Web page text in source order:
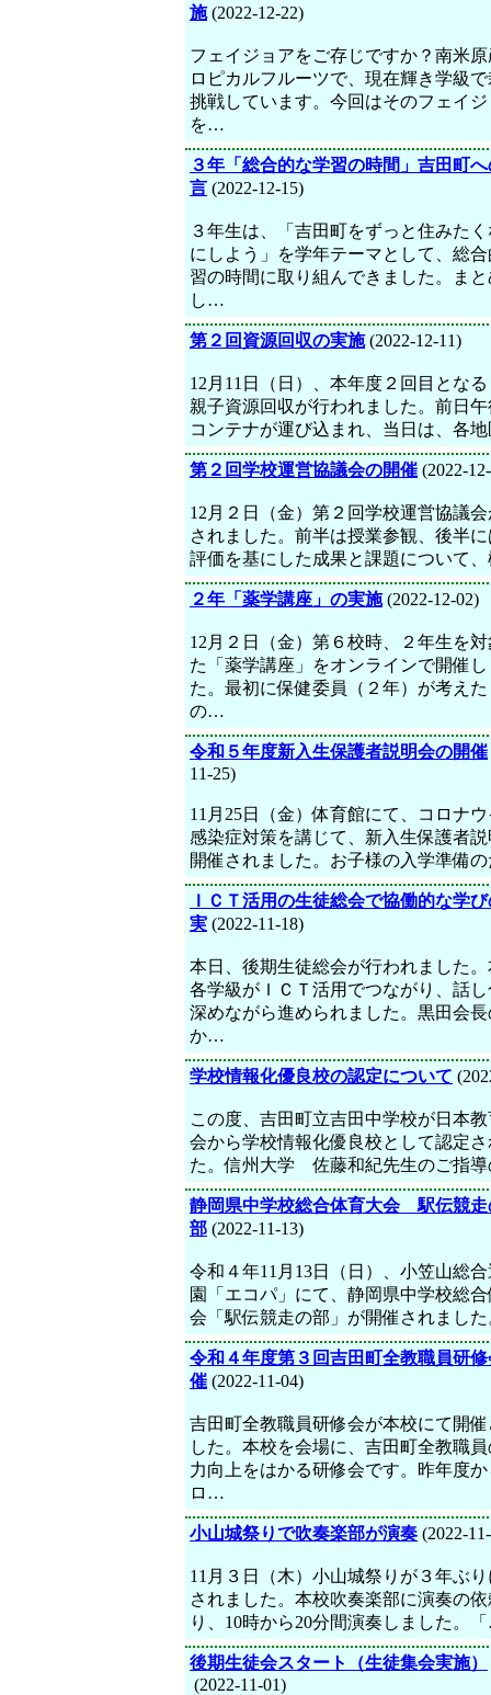
施(2022-12-22)
フェイジョアをご存じですか？南米
ロピカルフルーツで、現在輝き学級
挑戦しています。今回はそのフェイ
を…
３年「総合的な学習の時間」吉田町
言 (2022-12-15)
３年生は、「吉田町をずっと住みた
にしよう」を学年テーマとして、総
習の時間に取り組んできました。ま
し…
第２回資源回収の実施(2022-12-11)
12月11日（日）、本年度２回目とな
親子資源回収が行われました。前日
コンテナが運び込まれ、当日は、各
第２回学校運営協議会の開催 (2022-
12月２日（金）第２回学校運営協議
されました。前半は授業参観、後半
評価を基にした成果と課題について
２年「薬学講座」の実施(2022-12-02)
12月２日（金）第６校時、２年生を
た「薬学講座」をオンラインで開催
た。最初に保健委員（２年）が考え
の…
令和５年度新入生保護者説明会の開催
11-25)
11月25日（金）体育館にて、コロナ
感染症対策を講じて、新入生保護者
開催されました。お子様の入学準備
ＩＣＴ活用の生徒総会で協働的な学
実 (2022-11-18)
本日、後期生徒総会が行われました
各学級がＩＣＴ活用でつながり、話
深めながら進められました。黒田会
か…
学校情報化優良校の認定について
この度、吉田町立吉田中学校が日本
会から学校情報化優良校として認定
た。信州大学 佐藤和紀先生のご指
静岡県中学校総合体育大会 駅伝競走
部 (2022-11-13)
令和４年11月13日（日）、小笠山総
園「エコパ」にて、静岡県中学校総
会「駅伝競走の部」が開催されまし
令和４年度第３回吉田町全教職員研
催 (2022-11-04)
吉田町全教職員研修会が本校にて開
した。本校を会場に、吉田町全教職
力向上をはかる研修会です。昨年度
ロ…
小山城祭りで吹奏楽部が演奏 (2022-
11月３日（木）小山城祭りが３年ぶ
されました。本校吹奏楽部に演奏の
り、10時から20分間演奏しました。
後期生徒会スタート（生徒集会実施）
(2022-11-01)